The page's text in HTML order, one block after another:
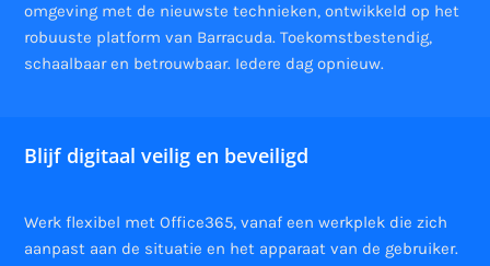
omgeving met de nieuwste technieken, ontwikkeld op het
robuuste platform van Barracuda. Toekomstbestendig,
schaalbaar en betrouwbaar. Iedere dag opnieuw.
Blijf digitaal veilig en beveiligd
Werk flexibel met Office365, vanaf een werkplek die zich
aanpast aan de situatie en het apparaat van de gebruiker.